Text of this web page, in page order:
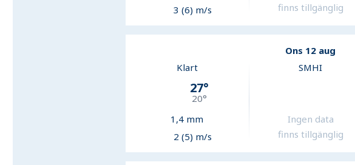
3 (6) m/s
finns tillgänglig
Ons 12 aug
Klart
27°
20°
1,4 mm
2 (5) m/s
SMHI
Ingen data
finns tillgänglig